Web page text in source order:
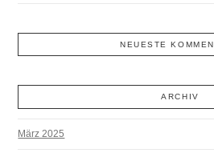
NEUESTE
ARCHIV
März 2025